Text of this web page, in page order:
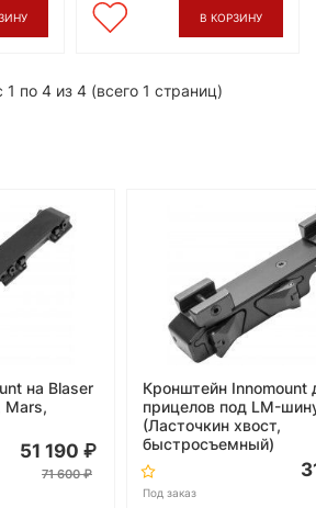
В КОРЗИНУ
1 по 4 из 4 (всего 1 страниц)
на Blaser
Mars,
51 190
71 600
Кронштейн Innomount
прицелов под LM-
(Ласточкин хвост,
быстросъемный)
Под заказ